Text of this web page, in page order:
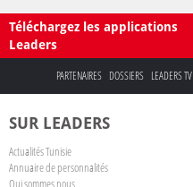
Téléchargez les applications
Leaders
PARTENAIRES DOSSIERS LEADERS TV
SUR LEADERS
Actualités Tunisie
Annuaire de personnalités
Qui sommes nous